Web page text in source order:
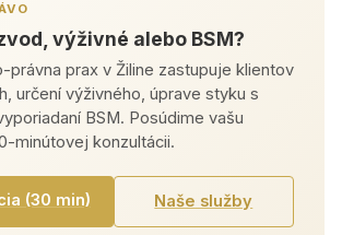
výživné alebo BSM?
právna prax v Žiline zastupuje klientov
určení výživného, úprave styku s
BSM. Posúdime vašu
minútovej konzultácii.
(30 min) Naše služby